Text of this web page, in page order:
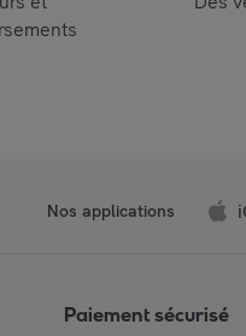
Nos applications
Paiement sécurisé